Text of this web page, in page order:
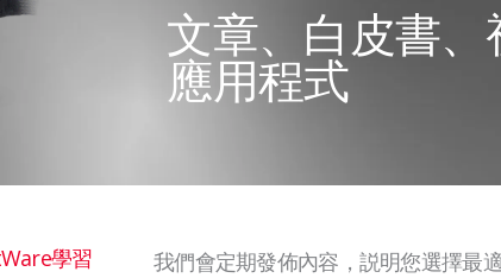
文章、白皮書
應用程式
學習
我們會定期發佈內容，説明您選擇最